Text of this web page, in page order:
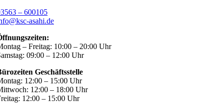
– 600105
asahi.de
– Freitag: 10:00 – 20:00 Uhr
09:00 – 12:00 Uhr
Geschäftsstelle
12:00 – 15:00 Uhr
12:00 – 18:00 Uhr
12:00 – 15:00 Uhr